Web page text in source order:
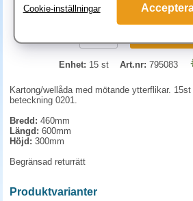
473.80 kr (inkl.
Enhet: 15 st Art.nr: 795083
Kartong/wellåda med mötande ytterflikar.
beteckning 0201.
Bredd: 460mm
Längd: 600mm
Höjd: 300mm
Begränsad returrätt
Produktvarianter
Cookie-inställningar